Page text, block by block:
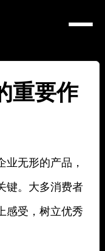
重要作
无形的产品，
键。大多消费者
感受，树立优秀